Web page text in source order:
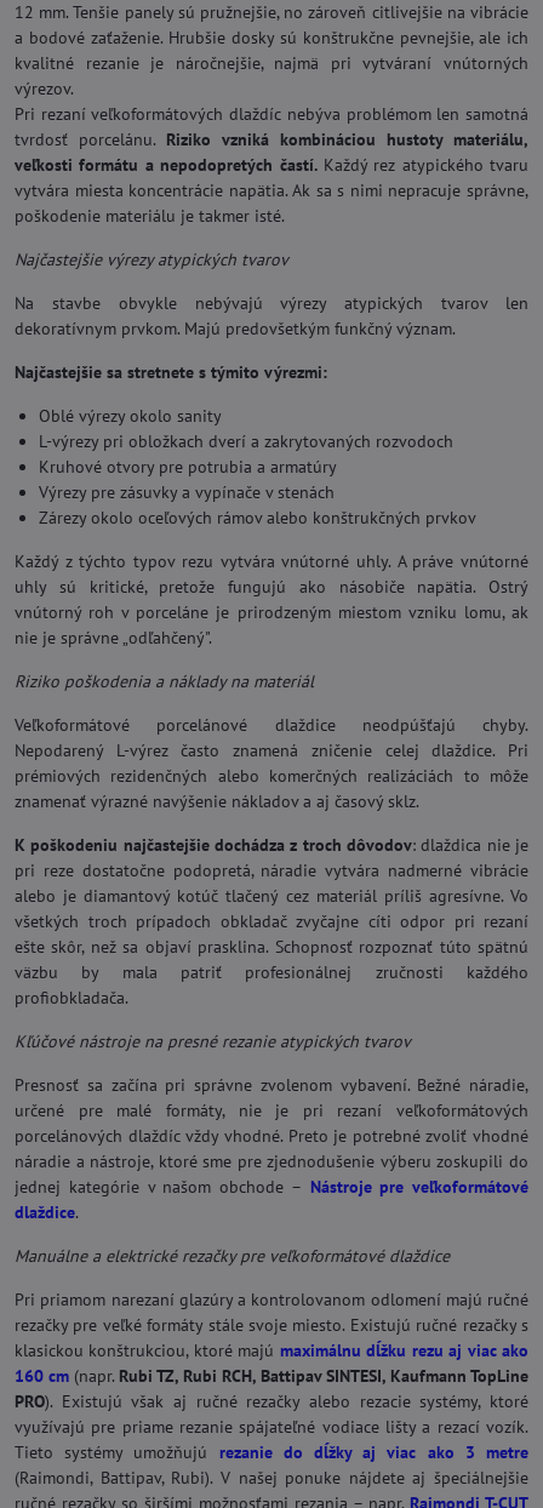
12 mm. Tenšie panely sú pružnejšie, no zároveň citlivejšie na vibrácie
a bodové zaťaženie. Hrubšie dosky sú konštrukčne pevnejšie, ale ich
kvalitné rezanie je náročnejšie, najmä pri vytváraní vnútorných
výrezov.
Pri rezaní veľkoformátových dlaždíc nebýva problémom len samotná
tvrdosť porcelánu. Riziko vzniká kombináciou hustoty materiálu,
veľkosti formátu a nepodopretých častí.Každý rez atypického tvaru
vytvára miesta koncentrácie napätia. Ak sa s nimi nepracuje správne,
poškodenie materiálu je takmer isté.
Najčastejšie výrezy atypických tvarov
Na stavbe obvykle nebývajú výrezy atypických tvarov len
dekoratívnym prvkom. Majú predovšetkým funkčný význam.
Najčastejšie sa stretnete s týmito výrezmi:
Oblé výrezy okolo sanity
L-výrezy pri obložkach dverí a zakrytovaných rozvodoch
Kruhové otvory pre potrubia a armatúry
Výrezy pre zásuvky a vypínače v stenách
Zárezy okolo oceľových rámov alebo konštrukčných prvkov
Každý z týchto typov rezu vytvára vnútorné uhly. A práve vnútorné
uhly sú kritické, pretože fungujú ako násobiče napätia. Ostrý
vnútorný roh v porceláne je prirodzeným miestom vzniku lomu, ak
nie je správne „odľahčený".
Riziko poškodenia a náklady na materiál
Veľkoformátové porcelánové dlaždice neodpúšťajú chyby.
Nepodarený L-výrez často znamená zničenie celej dlaždice. Pri
prémiových rezidenčných alebo komerčných realizáciách to môže
znamenať výrazné navýšenie nákladov a aj časový sklz.
K poškodeniu najčastejšie dochádza z troch dôvodov: dlaždica nie je
pri reze dostatočne podopretá, náradie vytvára nadmerné vibrácie
alebo je diamantový kotúč tlačený cez materiál príliš agresívne. Vo
všetkých troch prípadoch obkladač zvyčajne cíti odpor pri rezaní
ešte skôr, než sa objaví prasklina. Schopnosť rozpoznať túto spätnú
väzbu by mala patriť profesionálnej zručnosti každého
profiobkladača.
Kľúčové nástroje na presné rezanie atypických tvarov
Presnosť sa začína pri správne zvolenom vybavení. Bežné náradie,
určené pre malé formáty, nie je pri rezaní veľkoformátových
porcelánových dlaždíc vždy vhodné. Preto je potrebné zvoliť vhodné
náradie a nástroje, ktoré sme pre zjednodušenie výberu zoskupili do
jednej kategórie v našom obchode – Nástroje pre veľkoformátové
dlaždice.
Manuálne a elektrické rezačky pre veľkoformátové dlaždice
Pri priamom narezaní glazúry a kontrolovanom odlomení majú ručné
rezačky pre veľké formáty stále svoje miesto. Existujú ručné rezačky s
klasickou konštrukciou, ktoré majú maximálnu dĺžku rezu aj viac ako
160 cm (napr. Rubi TZ, Rubi RCH, Battipav SINTESI, Kaufmann TopLine
PRO). Existujú však aj ručné rezačky alebo rezacie systémy, ktoré
využívajú pre priame rezanie spájateľné vodiace lišty a rezací vozík.
Tieto systémy umožňujú rezanie do dĺžky aj viac ako 3 metre
(Raimondi, Battipav, Rubi). V našej ponuke nájdete aj špeciálnejšie
ručné rezačky so širšími možnosťami rezania – napr. Raimondi T-CUT